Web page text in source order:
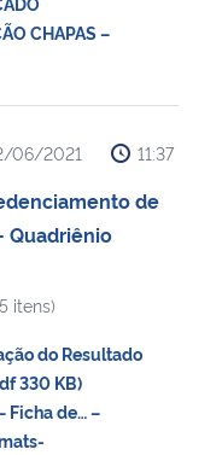
CHAPAS –
06/2021 11:37
de
Quadriênio
itens)
do Resultado
330 KB)
Ficha de… –